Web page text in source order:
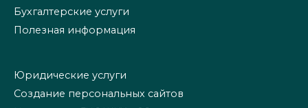
Бухгалтерские услуги
Полезная информация
Юридические услуги
Создание персональных сайтов